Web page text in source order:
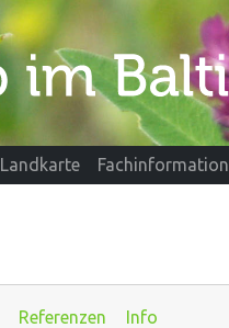
Landkarte Fachinformation
Referenzen Info